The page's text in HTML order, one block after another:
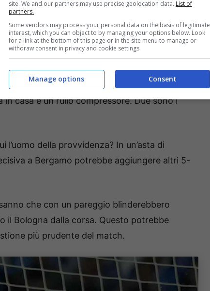
vinse 2-1 al Dall’Ara. Vincendo anche il
negli scontri diretti, il che
anche in caso di arrivo a pari punti a
anche l’ultima).
rigenerato dal successo contro il Napoli,
in casa è un rullo compressore. Due sono i
l’uomo della provvidenza? In un’asta di
a Bergamo potrebbe aggiungere altri 5-
che con un pareggio blinderebbero
il Bologna dalla corsa. Questo potrebbe
più prudente del match.
site. We and our partners may use precise geolocation data. List of
partners.
Some vendors may process your personal data on the basis of legitimate
interest, which you can object to by managing your options below. Look
for a link at the bottom of this page or in the site menu to manage or
withdraw consent in privacy and cookie settings.
Consent
Manage options